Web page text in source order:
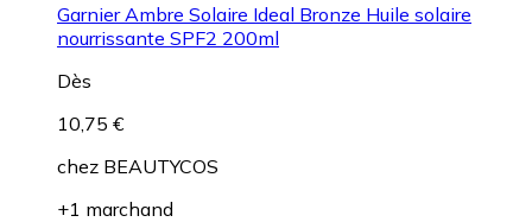
Garnier Ambre Solaire Ideal Bronze Huile solaire
nourrissante SPF2 200ml
Dès
10,75 €
chez BEAUTYCOS
+1 marchand